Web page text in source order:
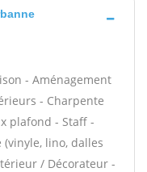
- Aménagement
- Charpente
plafond - Staff -
lino, dalles
/ Décorateur -